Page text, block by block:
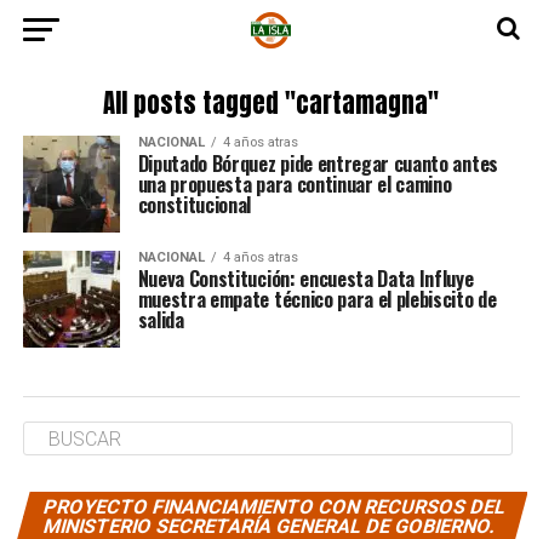
All posts tagged "cartamagna"
NACIONAL 4 años atras
Diputado Bórquez pide entregar cuanto antes
una propuesta para continuar el camino
constitucional
NACIONAL 4 años atras
Nueva Constitución: encuesta Data Influye
muestra empate técnico para el plebiscito de
salida
PROYECTO FINANCIAMIENTO CON RECURSOS DEL
MINISTERIO SECRETARÍA GENERAL DE GOBIERNO.